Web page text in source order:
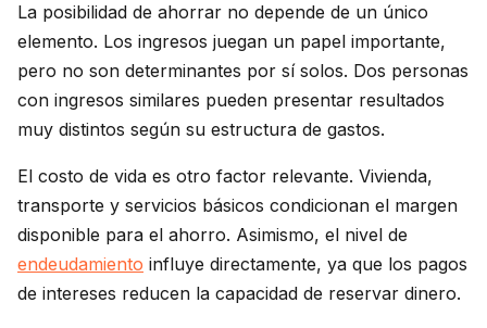
La posibilidad de ahorrar no depende de un único
elemento. Los ingresos juegan un papel importante,
pero no son determinantes por sí solos. Dos personas
con ingresos similares pueden presentar resultados
muy distintos según su estructura de gastos.
El costo de vida es otro factor relevante. Vivienda,
transporte y servicios básicos condicionan el margen
disponible para el ahorro. Asimismo, el nivel de
endeudamiento influye directamente, ya que los pagos
de intereses reducen la capacidad de reservar dinero.